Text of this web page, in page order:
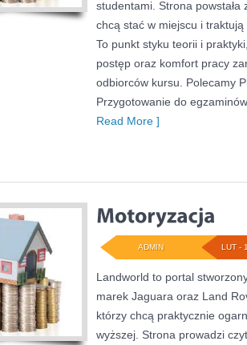
studentami. Strona
chcą stać w miejscu i
To punkt styku teorii i
postęp oraz komfort pracy
odbiorców kursu. Polecamy
Przygotowanie do
Read More ]
LUT -
ADMIN
Landworld to portal
marek Jaguara oraz Land
którzy chcą praktycznie
wyższej. Strona prowadzi